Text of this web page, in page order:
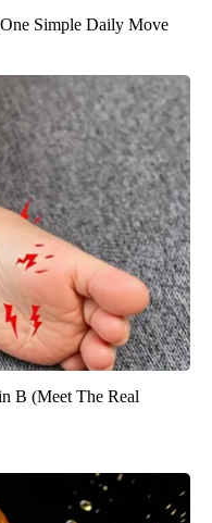
Simple Daily Move
B (Meet The Real